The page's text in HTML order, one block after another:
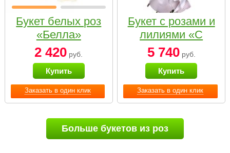
Заказать в один клик
Букет белых роз
«Белла»
2 420 руб.
Купить
Заказать в один клик
Букет с розами и
лилиями «С
наилучшими
пожеланиями»
5 740руб.
Купить
Больше букетов из роз